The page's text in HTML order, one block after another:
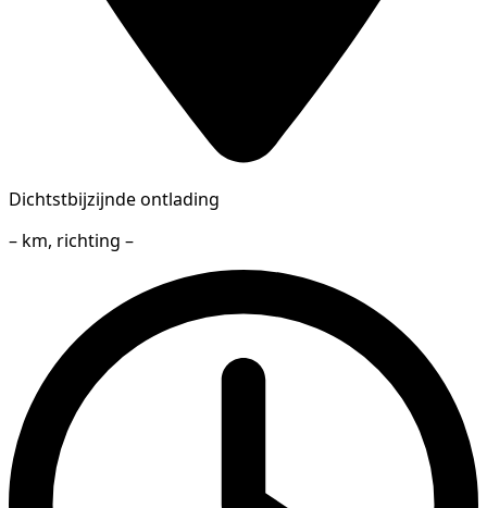
Dichtstbijzijnde ontlading
– km, richting –